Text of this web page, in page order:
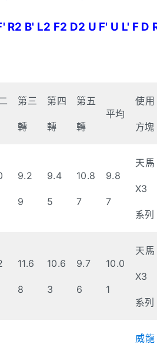
R2 B' L2 F2 D2 U F' U L' F D
第三
轉
第四
轉
第五
轉
平均
使用
方塊
9.2
9
9.4
5
10.8
7
9.8
7
天馬
X3
系列
11.6
8
10.6
3
9.7
6
10.0
1
天馬
X3
系列
威龍